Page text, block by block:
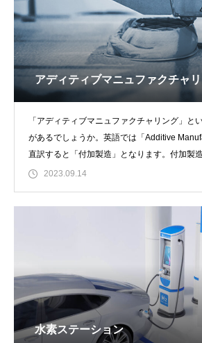
アディティブマニュファクチャ
「アディティブマニュファクチャリング」と
があるでしょうか。英語では「Additive
直訳すると「付加製造」となります。付加製
2023.09.14
水素ステーション